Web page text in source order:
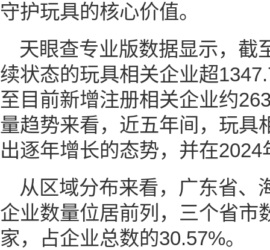
守护玩具的核心价值。
天眼查专业版数据显示，截
续状态的玩具相关企业超
至目前新增注册相关企业约
量趋势来看，近五年间，玩具
出逐年增长的态势，并在2024
从区域分布来看，广东省、
企业数量位居前列，三个省市
家，占企业总数的30.57%。